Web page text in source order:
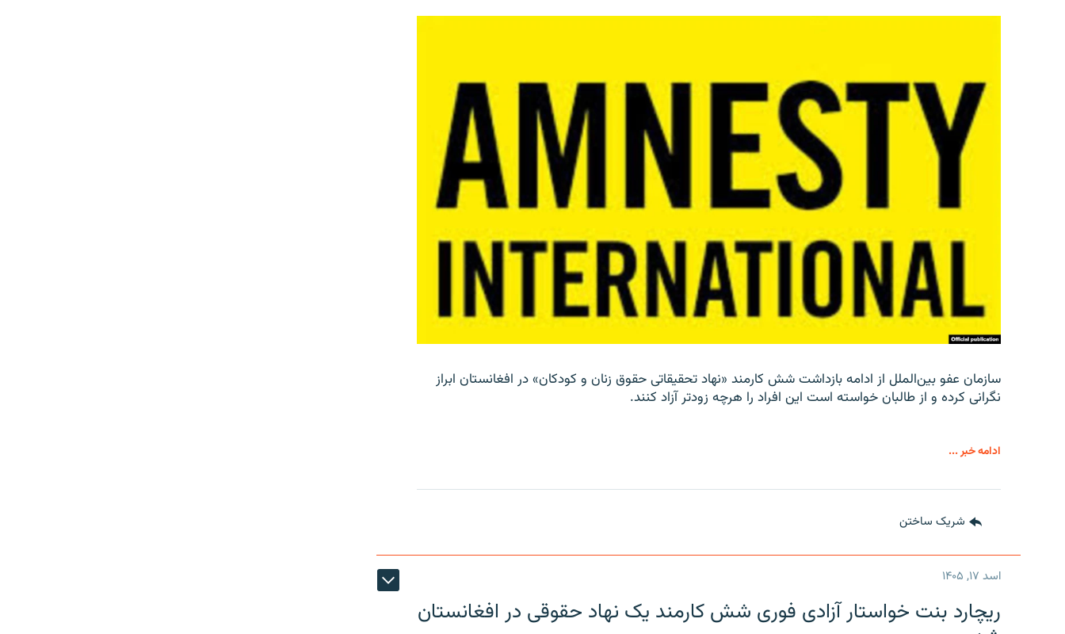
سازمان عفو بین‌الملل از ادامه بازداشت شش کارمند «نهاد تحقیقاتی حقوق زنان و کودکان» در افغانستان ابراز
نگرانی کرده و از طالبان خواسته است این افراد را هرچه زودتر آزاد کنند.
ادامه خبر ...
شریک ساختن
اسد ۱۷, ۱۴۰۵
ریچارد بنت خواستار آزادی فوری شش کارمند یک نهاد حقوقی در افغانستان